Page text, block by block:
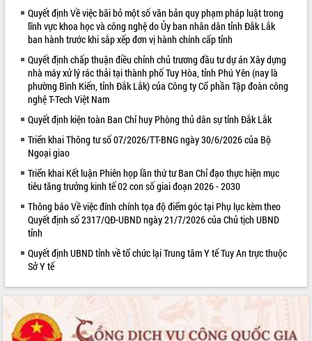
Loading the player...
Khám bệnh, cấp phát thuốc miễn phí
và tặng quà người dân xã Cư Pui
Hội nghị UBND tỉnh Đắk Lắk thường kỳ
tháng 7/2026
Lễ truy tặng danh hiệu “Bà Mẹ Việt
Nam Anh hùng” và trao Huân chương
Lao động
UBND tỉnh Đắk Lắk triển khai nhiệm
vụ 6 tháng cuối năm 2026
Kỳ họp thứ Hai, Hội đồng nhân dân
tỉnh khóa XI quyết nghị nhiều nội dung
Bí thư Tỉnh ủy Lương Nguyễn Minh
Triết thăm, tặng quà người có công với
Rà soát, hoàn thiện hệ thống thiết chế
phát triển mới
mặt Đoàn chuyên gia y tế TP. Hồ Chí
Minh
ALBUM ẢNH
Quyết định Về việc bãi bỏ một số văn bản quy phạm pháp luật trong
lĩnh vực khoa học và công nghệ do Ủy ban nhân dân tỉnh Đắk Lắk
ban hành trước khi sắp xếp đơn vị hành chính cấp tỉnh
Quyết định chấp thuận điều chỉnh chủ trương đầu tư dự án Xây dựng
nhà máy xử lý rác thải tại thành phố Tuy Hòa, tỉnh Phú Yên (nay là
phường Bình Kiến, tỉnh Đắk Lắk) của Công ty Cổ phần Tập đoàn công
nghệ T-Tech Việt Nam
Quyết định kiện toàn Ban Chỉ huy Phòng thủ dân sự tỉnh Đắk Lắk
Triển khai Thông tư số 07/2026/TT-BNG ngày 30/6/2026 của Bộ
Ngoại giao
Triển khai Kết luận Phiên họp lần thứ tư Ban Chỉ đạo thực hiện mục
tiêu tăng trưởng kinh tế 02 con số giai đoạn 2026 - 2030
Thông báo Về việc đính chính tọa độ điểm góc tại Phụ lục kèm theo
Quyết định số 2317/QĐ-UBND ngày 21/7/2026 của Chủ tịch UBND
tỉnh
Quyết định UBND tỉnh về tổ chức lại Trung tâm Y tế Tuy An trực thuộc
Sở Y tế